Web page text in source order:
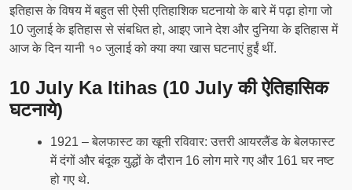
इतिहास के विषय में बहुत सी ऐसी एतिहाशिक घटनायो के बारे में पढ़ा होगा जो
10 जुलाई के इतिहास से संबधित हो, आइए जाने देश और दुनिया के इतिहास में
आज के दिन यानी १० जुलाई को क्या क्या खास घटनाएं हुईं थीं.
10 July Ka Itihas (10 July की ऐतिहासिक
घटनाये)
1921 – बेलफास्ट का खूनी रविवार: उत्तरी आयरलैंड के बेलफास्ट
में दंगों और बंदूक युद्धों के दौरान 16 लोग मारे गए और 161 घर नष्ट
हो गए थे.